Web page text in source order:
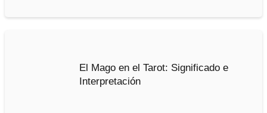
El Mago en el Tarot: Significado e
Interpretación